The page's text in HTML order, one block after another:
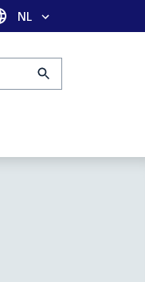
Taal selectie
NL